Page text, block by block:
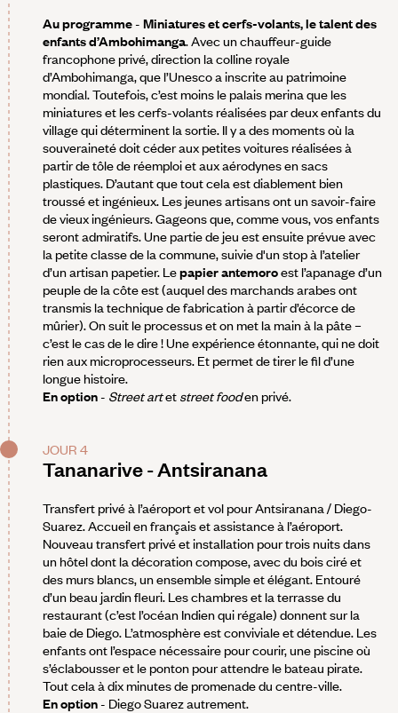
Au programme- Miniatures et cerfs-volants, le talent des
enfants d’Ambohimanga. Avec un chauffeur-guide
francophone privé, direction la colline royale
d’Ambohimanga, que l’Unesco a inscrite au patrimoine
mondial. Toutefois, c’est moins le palais merina que les
miniatures et les cerfs-volants réalisées par deux enfants du
village qui déterminent la sortie. Il y a des moments où la
souveraineté doit céder aux petites voitures réalisées à
partir de tôle de réemploi et aux aérodynes en sacs
plastiques. D’autant que tout cela est diablement bien
troussé et ingénieux. Les jeunes artisans ont un savoir-faire
de vieux ingénieurs. Gageons que, comme vous, vos enfants
seront admiratifs. Une partie de jeu est ensuite prévue avec
la petite classe de la commune, suivie d'un stop à l’atelier
d’un artisan papetier. Lepapier antemoroest l’apanage d’un
peuple de la côte est (auquel des marchands arabes ont
transmis la technique de fabrication à partir d’écorce de
mûrier). On suit le processus et on met la main à la pâte –
c’est le cas de le dire ! Une expérience étonnante, qui ne doit
rien aux microprocesseurs. Et permet de tirer le fil d’une
longue histoire.
En option- Street artet street fooden privé.
JOUR 4
Tananarive - Antsiranana
Transfert privé à l’aéroport et vol pour Antsiranana / Diego-
Suarez. Accueil en français et assistance à l’aéroport.
Nouveau transfert privé et installation pour trois nuits dans
un hôtel dont la décoration compose, avec du bois ciré et
des murs blancs, un ensemble simple et élégant. Entouré
d’un beau jardin fleuri. Les chambres et la terrasse du
restaurant (c’est l’océan Indien qui régale) donnent sur la
baie de Diego. L’atmosphère est conviviale et détendue. Les
enfants ont l’espace nécessaire pour courir, une piscine où
s’éclabousser et le ponton pour attendre le bateau pirate.
Tout cela à dix minutes de promenade du centre-ville.
En option- Diego Suarez autrement.